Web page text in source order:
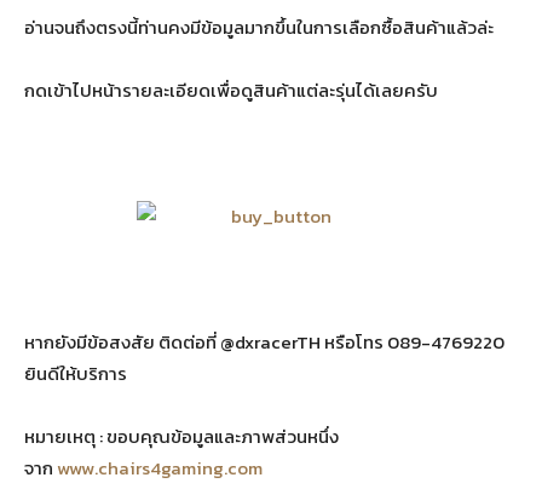
อ่านจนถึงตรงนี้ท่านคงมีข้อมูลมากขึ้นในการเลือกซื้อสินค้าแล้วล่ะ
กดเข้าไปหน้ารายละเอียดเพื่อดูสินค้าแต่ละรุ่นได้เลยครับ
หากยังมีข้อสงสัย ติดต่อที่ @dxracerTH หรือโทร 089-4769220
ยินดีให้บริการ
หมายเหตุ : ขอบคุณข้อมูลและภาพส่วนหนึ่ง
จากwww.chairs4gaming.com